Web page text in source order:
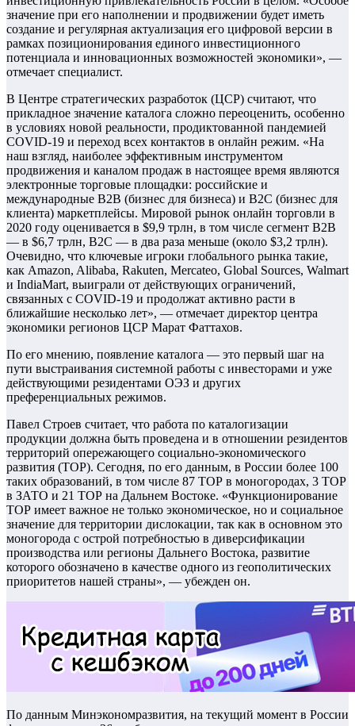
значение при его наполнении и продвижении будет иметь
создание и регулярная актуализация его цифровой версии в
рамках позиционирования единого инвестиционного
потенциала и инновационных возможностей экономики», —
отмечает специалист.
В Центре стратегических разработок (ЦСР) считают, что
прикладное значение каталога сложно переоценить, особенно
в условиях новой реальности, продиктованной пандемией
COVID-19 и переход всех контактов в онлайн режим. «На
наш взгляд, наиболее эффективным инструментом
продвижения и каналом продаж в настоящее время являются
электронные торговые площадки: российские и
международные B2B (бизнес для бизнеса) и B2C (бизнес для
клиента) маркетплейсы. Мировой рынок онлайн торговли в
2020 году оценивается в $9,9 трлн, в том числе сегмент B2B
— в $6,7 трлн, B2C — в два раза меньше (около $3,2 трлн).
Очевидно, что ключевые игроки глобального рынка такие,
как Amazon, Alibaba, Rakuten, Mercateo, Global Sources, Walmart
и IndiaMart, выиграли от действующих ограничений,
связанных с COVID-19 и продолжат активно расти в
ближайшие несколько лет», — отмечает директор центра
экономики регионов ЦСР Марат Фаттахов.
По его мнению, появление каталога — это первый шаг на
пути выстраивания системной работы с инвесторами и уже
действующими резидентами ОЭЗ и других
преференциальных режимов.
Павел Строев считает, что работа по каталогизации
продукции должна быть проведена и в отношении резидентов
территорий опережающего социально-экономического
развития (ТОР). Сегодня, по его данным, в России более 100
таких образований, в том числе 87 ТОР в моногородах, 3 ТОР
в ЗАТО и 21 ТОР на Дальнем Востоке. «Функционирование
ТОР имеет важное не только экономическое, но и социальное
значение для территории дислокации, так как в основном это
моногорода с острой потребностью в диверсификации
производства или регионы Дальнего Востока, развитие
которого обозначено в качестве одного из геополитических
приоритетов нашей страны», — убежден он.
По данным Минэкономразвития, на текущий момент в России